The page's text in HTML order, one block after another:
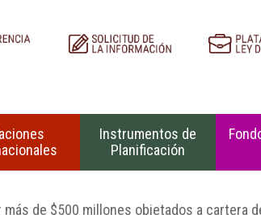
Instrumentos de
Planificación
de $500 millones objetados a cartera